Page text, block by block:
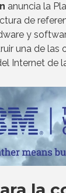
anuncia la
de
y
una de
Internet de